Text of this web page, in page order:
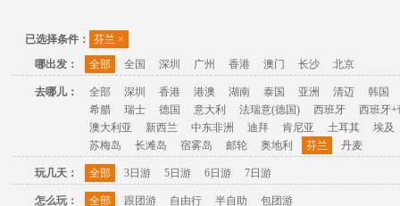
已选择条件： 芬兰 ×
哪出发：
全部 全国 深圳 广州 香港 澳门 长沙 北京
去哪儿： 全部 深圳 香港 港澳 湖南 泰国 亚洲 清迈
韩国
希腊
瑞士 德国 意大利 法瑞意(德国) 西班牙
西班牙+
澳大利亚
新西兰 中东非洲 迪拜 肯尼亚 土耳其
埃及
苏梅岛
长滩岛 宿雾岛 邮轮 奥地利 芬兰 丹麦
玩几天： 全部 3日游 5日游 6日游 7日游
怎么玩： 全部 跟团游 自由行 半自助 包团游